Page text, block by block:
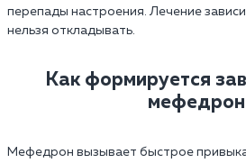
перепады настроения. Лечение
нельзя откладывать.
Как формируется
Мефедрон вызывает быстрое